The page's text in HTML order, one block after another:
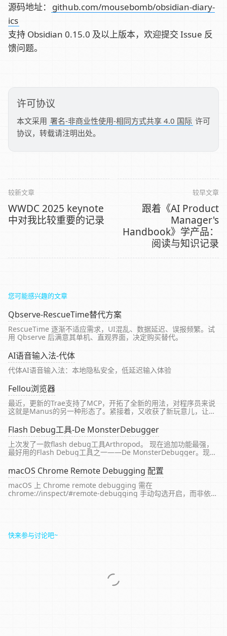
源码地址：
github.com/mousebomb/obsidian-diary-
ics
支持 Obsidian 0.15.0 及以上版本，欢迎提交 Issue 反
馈问题。
许可协议
本文采用 署名-非商业性使用-相同方式共享 4.0 国际 许可
协议，转载请注明出处。
较新文章
WWDC 2025 keynote
中对我比较重要的记录
较早文章
跟着《AI Product
Manager's
Handbook》学产品：
阅读与知识记录
您可能感兴趣的文章
Qbserve-RescueTime替代方案
RescueTime 逐渐不适应需求，UI混乱、数据延迟、误报频繁。试
用 Qbserve 后满意其单机、直观界面，决定购买替代。
AI语音输入法-代体
代体AI语音输入法：本地隐私安全，低延迟输入体验
Fellou浏览器
最近，更新的Trae支持了MCP，开拓了全新的用法，对程序员来说
这就是Manus的另一种形态了。紧接着，又收获了新玩意儿，让数
度检索、提高效率。都是国产之光。
Flash Debug工具-De MonsterDebugger
上次发了一款flash debug工具Arthropod。 现在追加功能最强，
最好用的Flash Debug工具之一——De MonsterDebugger。现在
macOS Chrome Remote Debugging 配置
macOS 上 Chrome remote debugging 需在
chrome://inspect/#remote-debugging 手动勾选开启，而非依赖
快来参与讨论吧~